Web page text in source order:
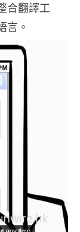
合翻譯工
言。